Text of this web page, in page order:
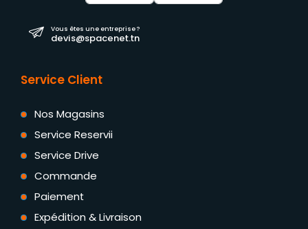
Vous êtes une entreprise ?
devis@spacenet.tn
Service Client
Nos Magasins
Service Reservii
Service Drive
Commande
Paiement
Expédition & Livraison